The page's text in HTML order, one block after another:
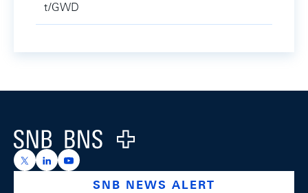
t/GWD
Logo
https://x.com/snb_bns
https://ch.linkedin.com/company/swiss-national-
https://www.youtube.com/@swissnationalbank
SNB NEWS ALERT